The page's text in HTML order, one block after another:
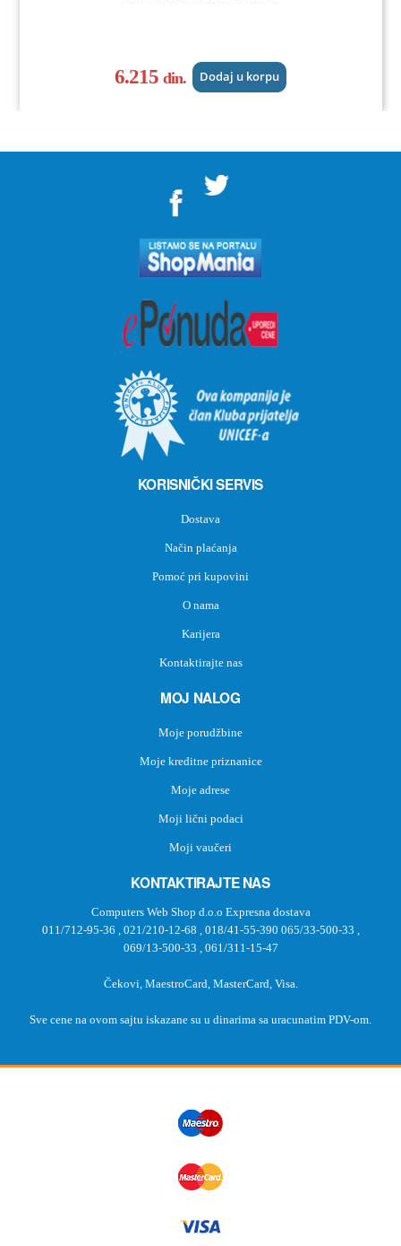
6.215din. Dodaj u korpu
">
KORISNIČKI SERVIS
Dostava
Način plaćanja
Pomoć pri kupovini
O nama
Karijera
Kontaktirajte nas
MOJ NALOG
Moje porudžbine
Moje kreditne priznanice
Moje adrese
Moji lični podaci
Moji vaučeri
KONTAKTIRAJTE NAS
Computers Web Shop d.o.o Expresna dostava
011/712-95-36
021/210-12-68 018/41-55-390 065/33-500-33
069/13-500-33
061/311-15-47
Čekovi, MaestroCard, MasterCard, Visa.
Sve cene na ovom sajtu iskazane su u dinarima sa uracunatim PDV-om.